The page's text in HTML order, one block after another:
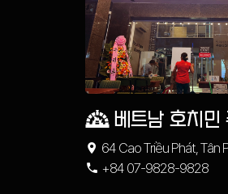
베트남 호치민
64 Cao Triều Phát, Tân
Thành phố Hồ Chí Minh
+84 07-9828-9828